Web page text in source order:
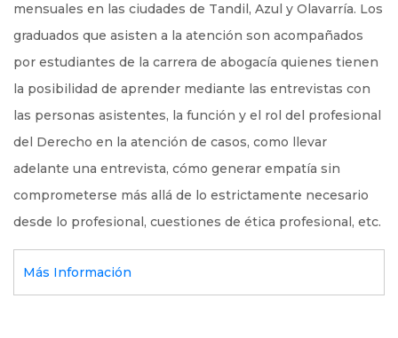
mensuales en las ciudades de Tandil, Azul y Olavarría. Los
graduados que asisten a la atención son acompañados
por estudiantes de la carrera de abogacía quienes tienen
la posibilidad de aprender mediante las entrevistas con
las personas asistentes, la función y el rol del profesional
del Derecho en la atención de casos, como llevar
adelante una entrevista, cómo generar empatía sin
comprometerse más allá de lo estrictamente necesario
desde lo profesional, cuestiones de ética profesional, etc.
Más Información